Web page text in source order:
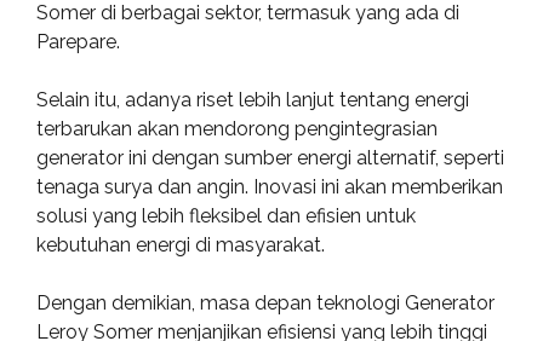
Somer di berbagai sektor, termasuk yang ada di
Parepare.
Selain itu, adanya riset lebih lanjut tentang energi
terbarukan akan mendorong pengintegrasian
generator ini dengan sumber energi alternatif, seperti
tenaga surya dan angin. Inovasi ini akan memberikan
solusi yang lebih fleksibel dan efisien untuk
kebutuhan energi di masyarakat.
Dengan demikian, masa depan teknologi Generator
Leroy Somer menjanjikan efisiensi yang lebih tinggi